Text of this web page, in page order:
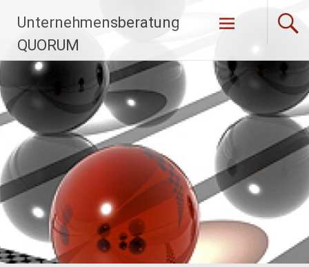
Inhalt
springen
Unternehmensberatung
QUORUM